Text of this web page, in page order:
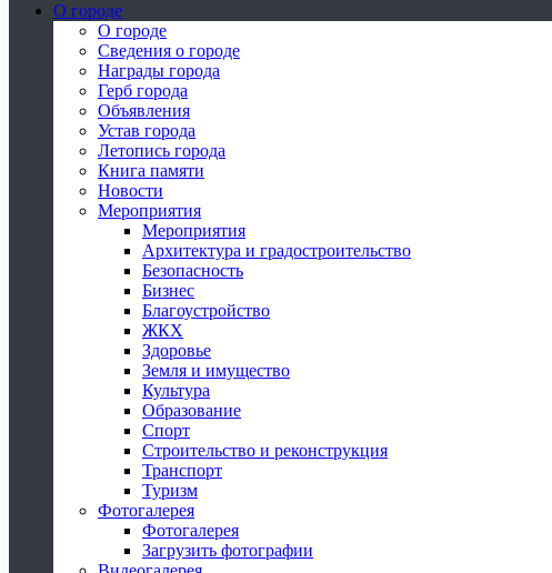
О городе
О городе
Сведения о городе
Награды города
Герб города
Объявления
Устав города
Летопись города
Книга памяти
Новости
Мероприятия
Мероприятия
Архитектура и градостроительство
Безопасность
Бизнес
Благоустройство
ЖКХ
Здоровье
Земля и имущество
Культура
Образование
Спорт
Строительство и реконструкция
Транспорт
Туризм
Фотогалерея
Фотогалерея
Загрузить фотографии